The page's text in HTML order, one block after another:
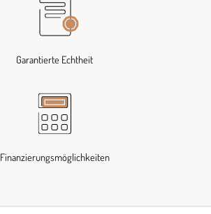
Garantierte Echtheit
Finanzierungsmöglichkeiten